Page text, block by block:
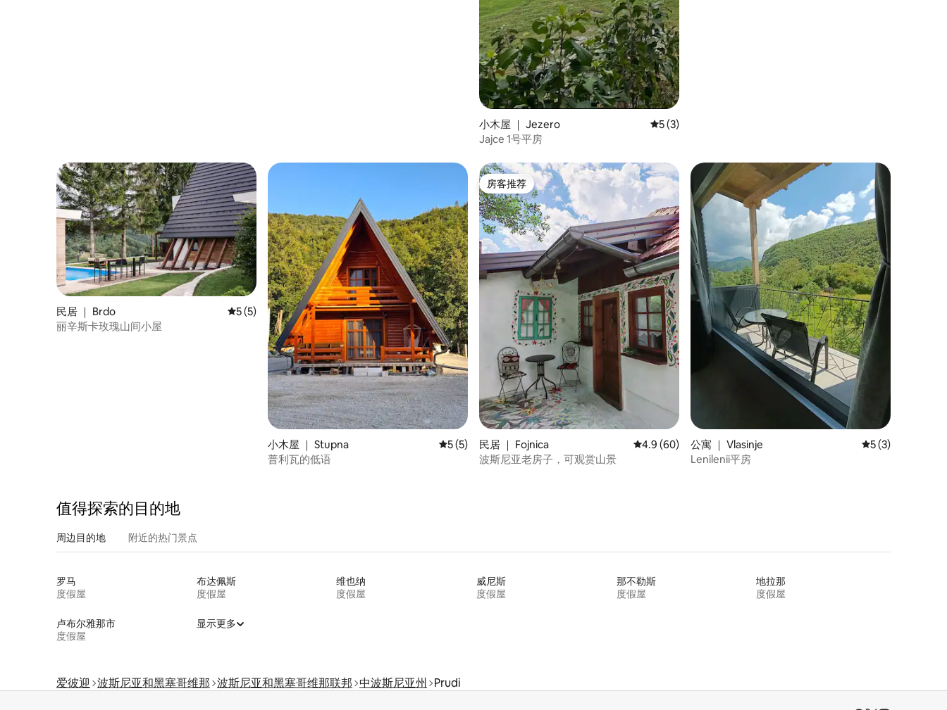
小木屋 ｜ Jezero 平均评分 5 分（满分 5 分），共 3 条评价
5 (3)
Jajce 1号平房
民居 ｜ Brdo 平均评分 5 分（满分 5 分），共 5 条评价
5 (5)
丽辛斯卡玫瑰山间小屋
小木屋 ｜ Stupna 平均评分 5 分（满分 5 分），共 5 条评价
5 (5)
普利瓦的低语
房客推荐
房客推荐
民居 ｜ Fojnica 平均评分 4.9 分（满分 5 分），共 60 条评价
4.9 (60)
波斯尼亚老房子，可观赏山景
公寓 ｜ Vlasinje 平均评分 5 分（
5 (3)
Lenilenii平房
值得探索的目的地
周边目的地 附近的热门景点
罗马
度假屋
布达佩斯
度假屋
维也纳
度假屋
威尼斯
度假屋
那不勒斯
度假屋
地拉那
度假屋
卢布尔雅那市
度假屋
显示更多
爱彼迎 波斯尼亚和黑塞哥维那 波斯尼亚和黑塞哥维那联邦 中波斯尼亚州 Prudi